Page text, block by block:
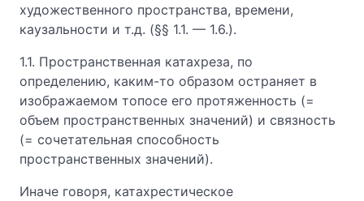
художественного пространства, времени,
каузальности и т.д. (§§ 1.1. — 1.6.).
1.1. Пространственная катахреза, по
определению, каким-то образом остраняет в
изображаемом топосе его протяженность (=
объем пространственных значений) и связность
(= сочетательная способность
пространственных значений).
Иначе говоря, катахрестическое